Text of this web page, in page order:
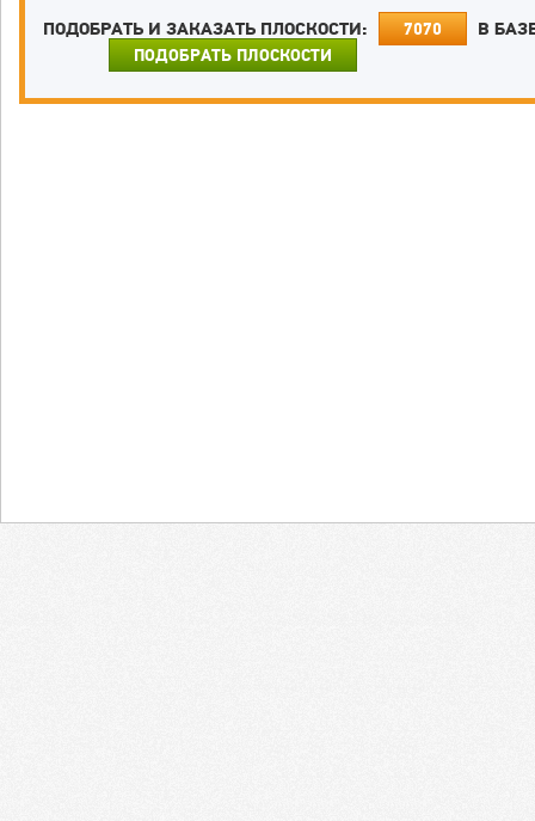
ПОДОБРАТЬ И ЗАКАЗАТЬ ПЛОСКОСТИ: 7070 В
ПОДОБРАТЬ ПЛОСКОСТИ